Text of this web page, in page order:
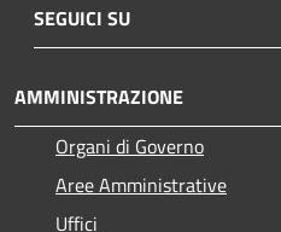
SEGUICI SU
AMMINISTRAZIONE
Organi di Governo
Aree Amministrative
Uffici